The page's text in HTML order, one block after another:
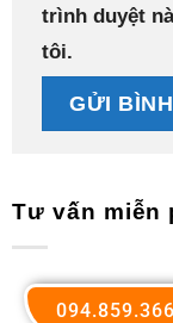
trình duyệt
tôi.
Tư vấn miễn